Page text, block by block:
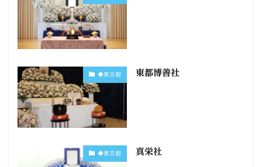
◆東京都 東都博善社
◆東京都 真栄社